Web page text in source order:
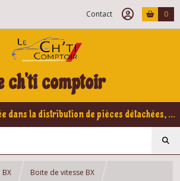
Contact 0
ch'ti comptoir
Entreprise spécialisée dans la distribution de pièces détachées, refabrication pour voitures Yountimers Peugeot 205 GTI, 309 GTI - GTI16
Boite de vitesse BX